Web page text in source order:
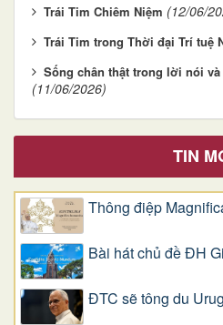
Trái Tim Chiêm Niệm (12/06/
Trái Tim trong Thời đại Trí tuệ
Sống chân thật trong lời nói
(11/06/2026)
TIN
Thông điệp
Bài hát chủ đề ĐH
ĐTC sẽ tông du